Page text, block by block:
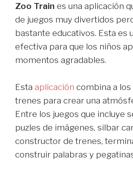
Zoo Train es una aplicación
de juegos muy divertidos
bastante educativos. Esta es
efectiva para que los niños
momentos agradables.
Esta aplicación combina a los
trenes para crear una
Entre los juegos que incluye
puzles de imágenes, silbar
constructor de trenes,
construir palabras y